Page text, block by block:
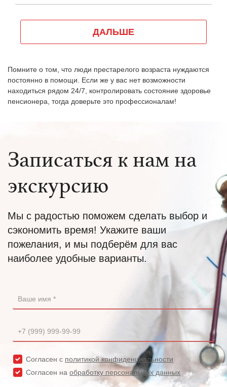
Помните о том, что люди престарелого возраста нуждаются
постоянно в помощи. Если же у вас нет возможности
находиться рядом 24/7, контролировать состояние здоровье
пенсионера, тогда доверьте это профессионалам!
Записаться к нам на
экскурсию
Мы с радостью поможем сделать выбор и
сэкономить время! Укажите ваши
пожелания, и мы подберём для вас
наиболее удобные варианты.